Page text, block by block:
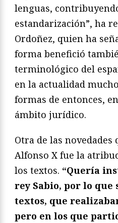
lenguas,
estandarización”, ha
Ordoñez, quien ha
forma benefició
terminológico del
en la actualidad
formas de entonces,
ámbito jurídico.
Otra de las
Alfonso X fue la
los textos. “Quería
rey Sabio, por lo
textos, que
pero en los que